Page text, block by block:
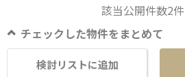
該当公開件数2
チェックした物件をまとめて
検討リストに追加